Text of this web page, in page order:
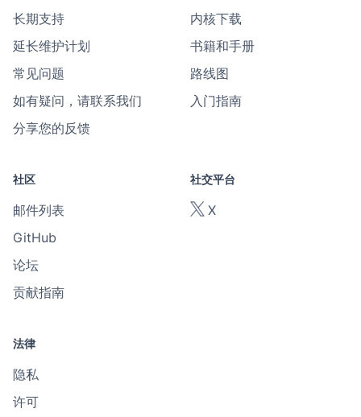
长期支持
延长维护计划
常见问题
如有疑问，请联系我们
分享您的反馈
内核下载
书籍和手册
路线图
入门指南
社区
邮件列表
GitHub
论坛
贡献指南
社交平台
X
法律
隐私
许可